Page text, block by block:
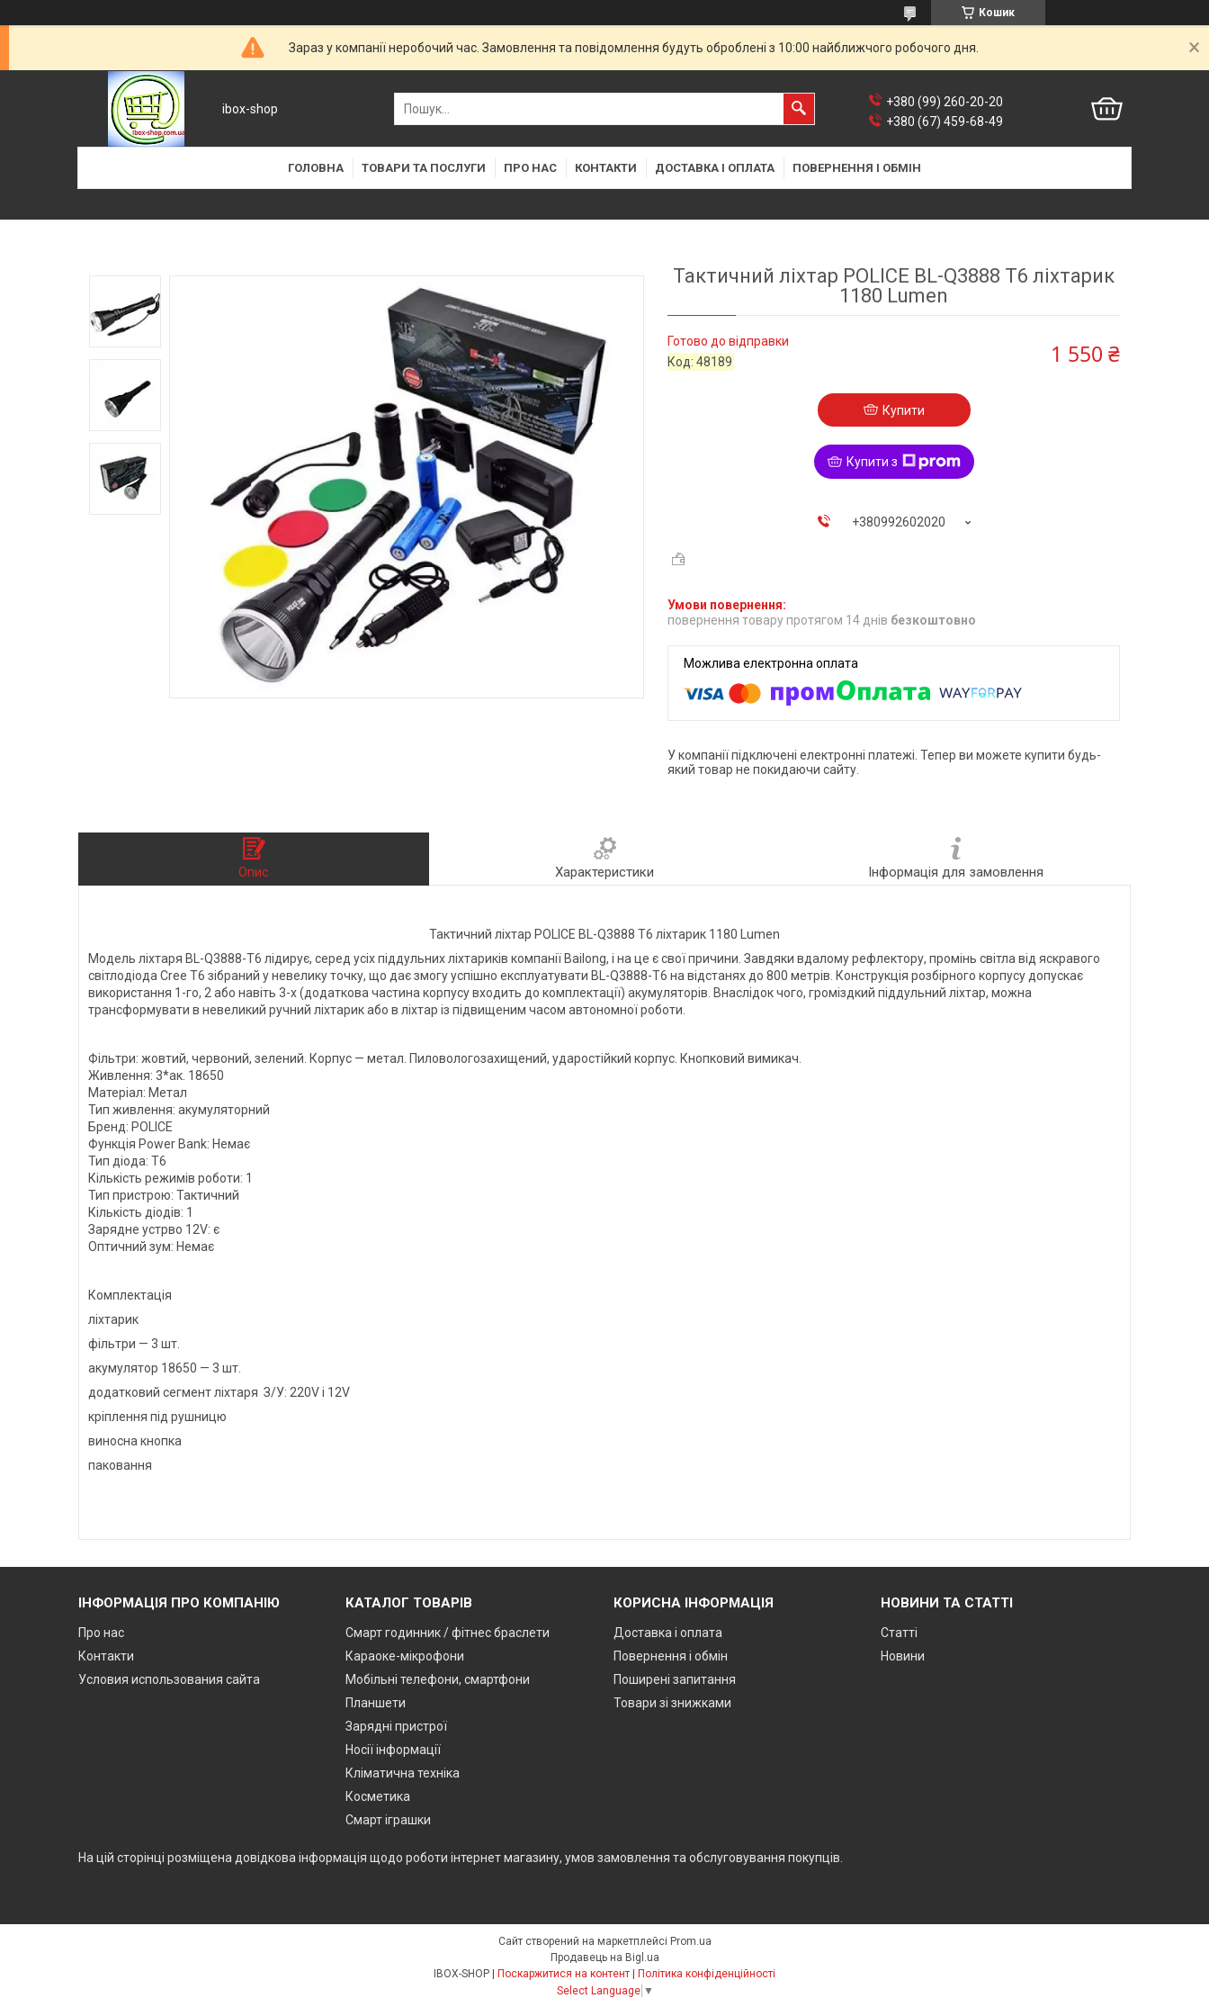
Кошик
Зараз у компанії неробочий час. Замовлення та повідомлення будуть оброблені з 10:00 найближчого робочого дня.
ibox-shop
+380 (99) 260-20-20
+380 (67) 459-68-49
ГОЛОВНА ТОВАРИ ТА ПОСЛУГИ ПРО НАС КОНТАКТИ ДОСТАВКА І ОПЛАТА ПОВЕРНЕННЯ І ОБМІН
Тактичний ліхтар POLICE BL-Q3888 T6 ліхтарик
1180 Lumen
Готово до відправки
Код:48189 1 550 ₴
Купити
Купити з
+380992602020
повернення товару протягом 14 днів безкоштовно
У компанії підключені електронні платежі. Тепер ви можете купити будь-
який товар не покидаючи сайту.
Опис Характеристики Інформація для замовлення
Тактичний ліхтар POLICE BL-Q3888 T6 ліхтарик 1180 Lumen
Модель ліхтаря BL-Q3888-T6 лідирує, серед усіх піддульних ліхтариків компанії Bailong, і на це є свої причини. Завдяки вдалому рефлектору, промінь світла від яскравого
світлодіода Cree T6 зібраний у невелику точку, що дає змогу успішно експлуатувати BL-Q3888-T6 на відстанях до 800 метрів. Конструкція розбірного корпусу допускає
використання 1-го, 2 або навіть 3-х (додаткова частина корпусу входить до комплектації) акумуляторів. Внаслідок чого, громіздкий піддульний ліхтар, можна
трансформувати в невеликий ручний ліхтарик або в ліхтар із підвищеним часом автономної роботи.
Фільтри: жовтий, червоний, зелений. Корпус — метал. Пиловологозахищений, ударостійкий корпус. Кнопковий вимикач.
Живлення: 3*ак. 18650
Матеріал: Метал
Тип живлення: акумуляторний
Бренд: POLICE
Функція Power Bank: Немає
Тип діода: T6
Кількість режимів роботи: 1
Тип пристрою: Тактичний
Кількість діодів: 1
Зарядне устрво 12V: є
Оптичний зум: Немає
Комплектація
ліхтарик
фільтри — 3 шт.
акумулятор 18650 — 3 шт.
додатковий сегмент ліхтаря З/У: 220V і 12V
кріплення під рушницю
виносна кнопка
паковання
ІНФОРМАЦІЯ ПРО КОМПАНІЮ
Про нас
Контакти
Условия использования сайта
КАТАЛОГ ТОВАРІВ
Смарт годинник / фітнес браслети
Караоке-мікрофони
Мобільні телефони, смартфони
Планшети
Зарядні пристрої
Носії інформації
Кліматична техніка
Косметика
Смарт іграшки
КОРИСНА ІНФОРМАЦІЯ
Доставка і оплата
Повернення і обмін
Поширені запитання
Товари зі знижками
НОВИНИ ТА СТАТТІ
Статті
Новини
На цій сторінці розміщена довідкова інформація щодо роботи інтернет магазину, умов замовлення та обслуговування покупців.
Сайт створений на маркетплейсі Prom.ua
Продавець на Bigl.ua
Поскаржитися на контент
Політика конфіденційності
Select Language ▼